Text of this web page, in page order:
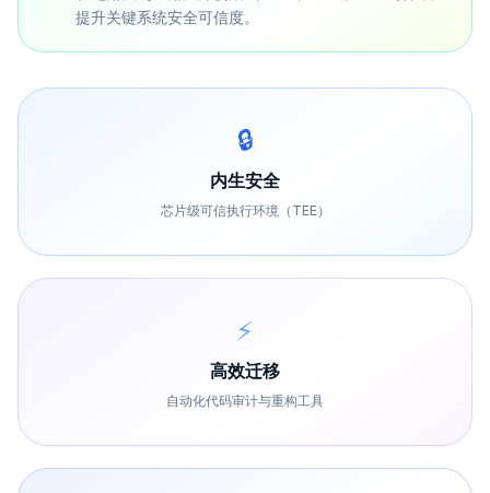
提升关键系统安全可信度。
🔒
内生安全
芯片级可信执行环境（TEE）
⚡
高效迁移
自动化代码审计与重构工具